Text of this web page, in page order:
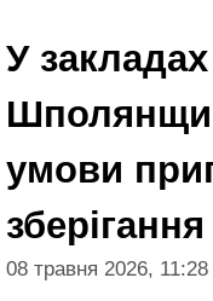
У закладах
умови
зберігання
08 травня 2026, 11:28